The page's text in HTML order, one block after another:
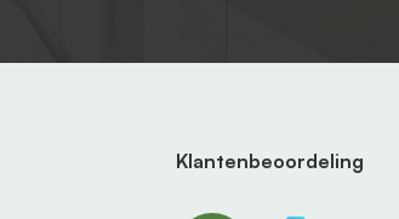
Klantenbeoordeling